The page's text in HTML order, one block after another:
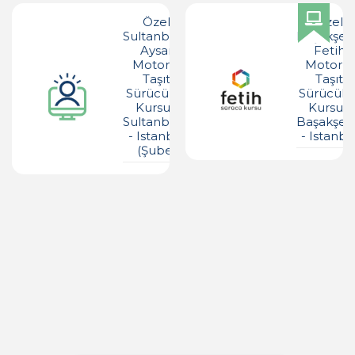
Özel
Sultanbeyli
Aysar
Motorlu
Taşıt
Sürücüleri
Kursu -
Sultanbeyli
- Istanbul
(şube)
Özel
Fetih
Motorlu
Taşıt
Kursu -
-